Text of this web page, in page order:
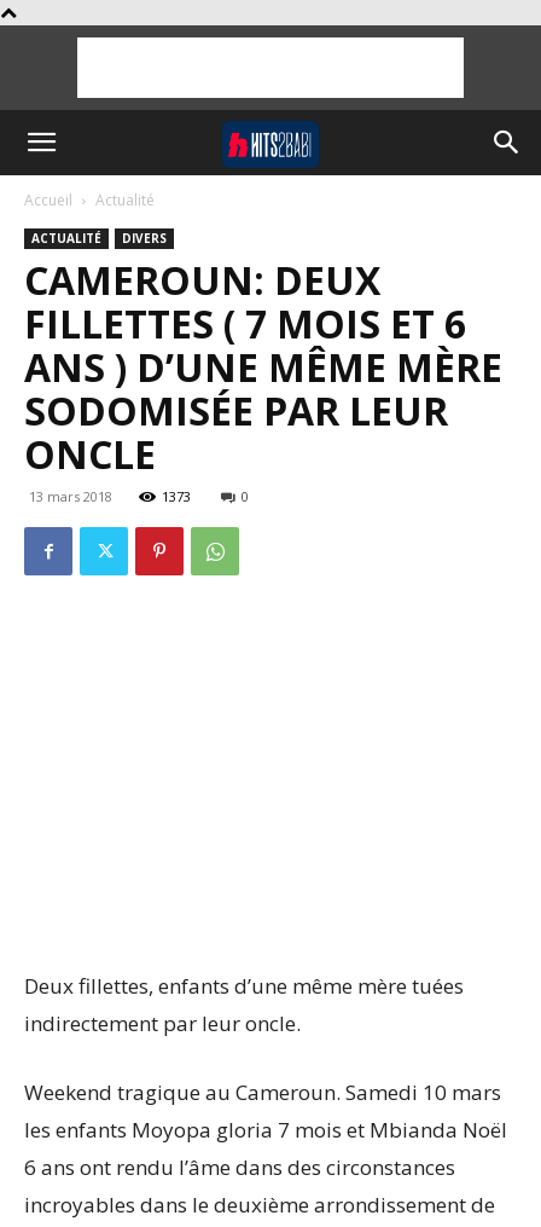
Accueil Actualité
ACTUALITÉ DIVERS
CAMEROUN: DEUX
FILLETTES ( 7 MOIS ET 6
ANS ) D’UNE MÊME MÈRE
SODOMISÉE PAR LEUR
ONCLE
13 mars 2018 1373 0
Deux fillettes, enfants d’une même mère tuées
indirectement par leur oncle.
Weekend tragique au Cameroun. Samedi 10 mars
les enfants Moyopa gloria 7 mois et Mbianda Noël
6 ans ont rendu l’âme dans des circonstances
incroyables dans le deuxième arrondissement de